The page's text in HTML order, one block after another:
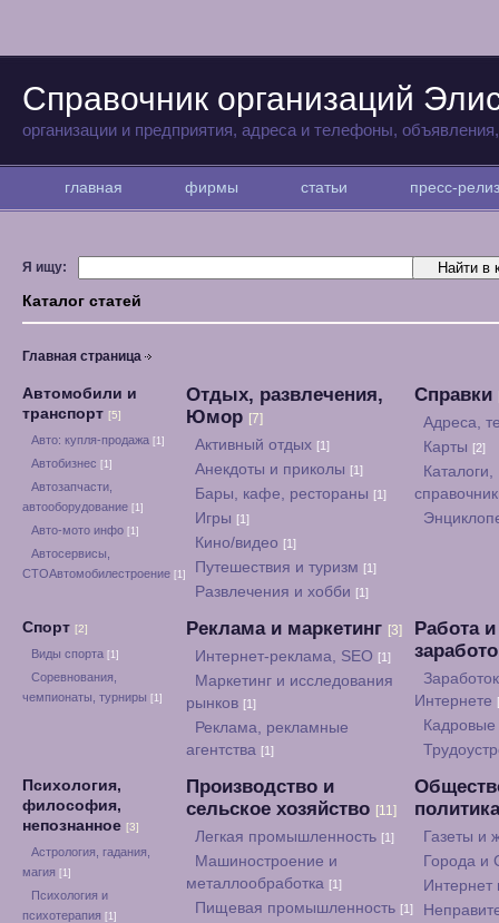
Справочник организаций
организации и предприятия, адреса и телефоны,
главная фирмы статьи пресс-
Я ищу:
Каталог статей
Главная страница
Автомобили и
транспорт [5]
Авто: купля-продажа [1]
Автобизнес [1]
Автозапчасти,
автооборудование [1]
Авто-мото инфо [1]
Автосервисы,
СТОАвтомобилестроение [1]
Отдых, развлечения,
Юмор [7]
Активный отдых [1]
Анекдоты и приколы [1]
Бары, кафе, рестораны [1]
Игры [1]
Кино/видео [1]
Путешествия и туризм [1]
Развлечения и хобби [1]
Справки
Адреса,
Карты [2]
Каталоги,
Спорт [2]
Виды спорта [1]
Соревнования,
чемпионаты, турниры [1]
Реклама и маркетинг [3]
Интернет-реклама, SEO [1]
Маркетинг и исследования
рынков [1]
Реклама, рекламные
агентства [1]
Работа и
Интернете
Кадровые
Психология,
философия,
непознанное [3]
Астрология, гадания,
магия [1]
Психология и
психотерапия [1]
Производство и
сельское хозяйство [11]
Легкая промышленность [1]
Машиностроение и
металлообработка [1]
Пищевая промышленность [1]
Газеты и
Города и